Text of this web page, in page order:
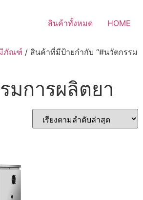
สินค้าทั้งหมด HOME
ภัณฑ์ / สินค้าที่มีป้ายกำกับ “#นวัตกรรม
มการผลิตยา